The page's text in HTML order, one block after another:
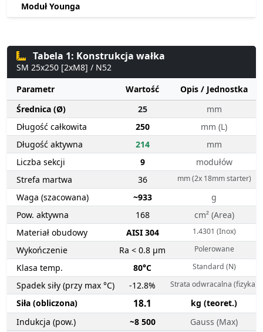
Moduł Younga
Tabela 1: Konstrukcja wałka
SM 25x250 [2xM8] / N52
Parametr
Wartość
Opis / Jednostka
Średnica (Ø)
25
mm
Długość całkowita
250
mm (L)
Długość aktywna
214
mm
Liczba sekcji
9
modułów
Strefa martwa
36 mm (2x 18mm starter)
Waga (szacowana) ~933
g
Pow. aktywna
168
cm² (Area)
Materiał obudowy
AISI 304 1.4301 (Inox)
Wykończenie Ra < 0.8 µm Polerowane
Klasa temp. 80°C Standard (N)
Spadek siły (przy max °C) -12.8% Strata odwracalna (fizyka)
Siła (obliczona) 18.1
kg (teoret.)
Indukcja (pow.)
~8 500 Gauss (Max)